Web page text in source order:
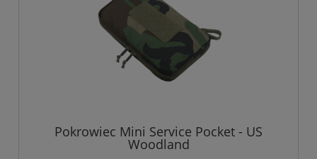
Pokrowiec Mini Service Pocket - US
Woodland